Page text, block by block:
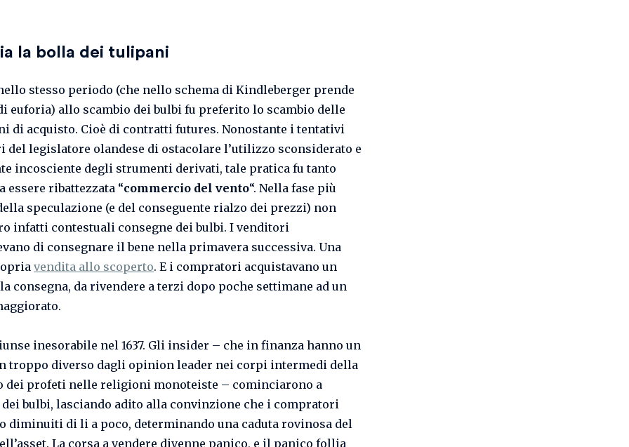
la bolla dei tulipani
stesso periodo (che nello schema di Kindleberger prende
euforia) allo scambio dei bulbi fu preferito lo scambio delle
di acquisto. Cioè di contratti futures. Nonostante i tentativi
del legislatore olandese di ostacolare l’utilizzo sconsiderato e
incosciente degli strumenti derivati, tale pratica fu tanto
essere ribattezzata “commercio del vento“. Nella fase più
speculazione (e del conseguente rialzo dei prezzi) non
infatti contestuali consegne dei bulbi. I venditori
di consegnare il bene nella primavera successiva. Una
vendita allo scoperto. E i compratori acquistavano un
consegna, da rivendere a terzi dopo poche settimane ad un
inesorabile nel 1637. Gli insider – che in finanza hanno un
troppo diverso dagli opinion leader nei corpi intermedi della
dei profeti nelle religioni monoteiste – cominciarono a
bulbi, lasciando adito alla convinzione che i compratori
diminuiti di li a poco, determinando una caduta rovinosa del
La corsa a vendere divenne panico, e il panico follia